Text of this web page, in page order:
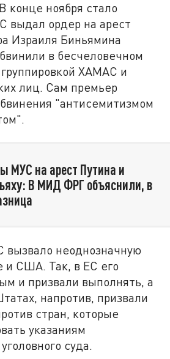
конце ноября стало
выдал ордер на арест
Израиля Биньямина
в бесчеловечном
ХАМАС и
лиц. Сам премьер
"антисемитизмом
МУС на арест Путина и
В МИД ФРГ объяснили, в
неоднозначную
и США. Так, в ЕС его
и призвали выполнять, а
напротив, призвали
стран, которые
указаниям
суда.